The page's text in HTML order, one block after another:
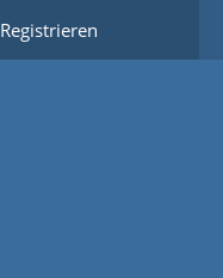
Registrieren